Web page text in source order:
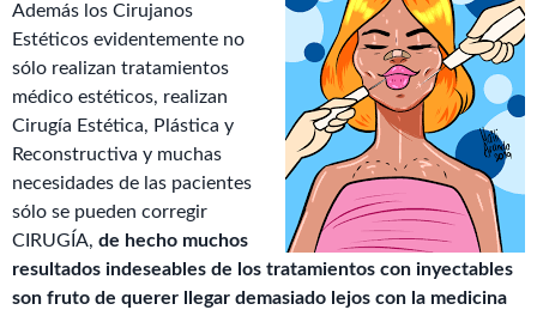
Además los Cirujanos
Estéticos evidentemente no
sólo realizan tratamientos
médico estéticos, realizan
Cirugía Estética, Plástica y
Reconstructiva y muchas
necesidades de las pacientes
sólo se pueden corregir
CIRUGÍA, de hecho muchos
resultados indeseables de los tratamientos con inyectables
son fruto de querer llegar demasiado lejos con la medicina